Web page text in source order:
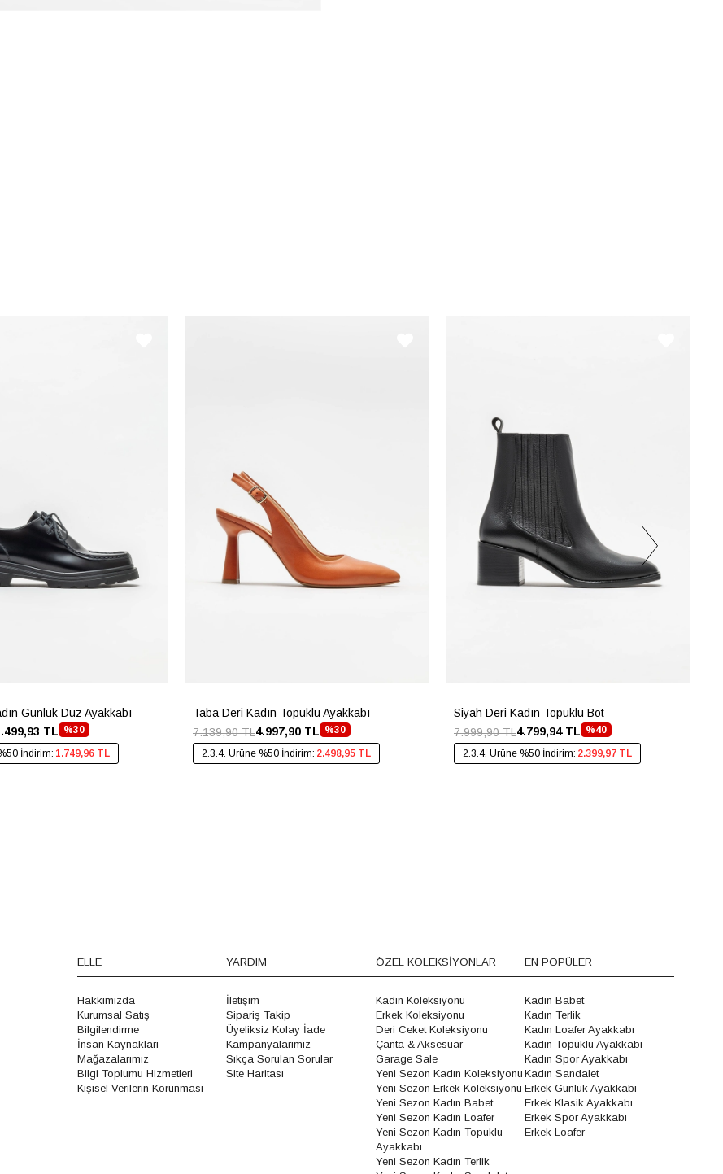
Günlük Düz Ayakkabı
%30
TL
İndirim: 1.749,96 TL
Taba Deri Kadın Topuklu Ayakkabı
%30
4.997,90 TL
7.139,90 TL
2.3.4. Ürüne %50 İndirim: 2.498,95 TL
Siyah Deri Kadın Topuklu Bot
%40
4.799,94 TL
7.999,90 TL
2.3.4. Ürüne %50 İndirim: 2.399,97 TL
ELLE
Hakkımızda
Kurumsal Satış
Bilgilendirme
İnsan Kaynakları
Mağazalarımız
Bilgi Toplumu Hizmetleri
Kişisel Verilerin Korunması
YARDIM
İletişim
Sipariş Takip
Üyeliksiz Kolay İade
Kampanyalarımız
Sıkça Sorulan Sorular
Site Haritası
ÖZEL KOLEKSİYONLAR
Kadın Koleksiyonu
Erkek Koleksiyonu
Deri Ceket Koleksiyonu
Çanta & Aksesuar
Garage Sale
Yeni Sezon Kadın Koleksiyonu
Yeni Sezon Erkek Koleksiyonu
Yeni Sezon Kadın Babet
Yeni Sezon Kadın Loafer
Yeni Sezon Kadın Topuklu
Ayakkabı
Yeni Sezon Kadın Terlik
EN POPÜLER
Kadın Babet
Kadın Terlik
Kadın Loafer Ayakkabı
Kadın Topuklu Ayakkabı
Kadın Spor Ayakkabı
Kadın Sandalet
Erkek Günlük Ayakkabı
Erkek Klasik Ayakkabı
Erkek Spor Ayakkabı
Erkek Loafer